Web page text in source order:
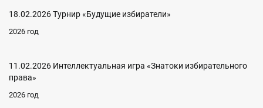
18.02.2026 Турнир «Будущие избиратели»
2026 год
11.02.2026 Интеллектуальная игра «Знатоки избирательного
права»
2026 год